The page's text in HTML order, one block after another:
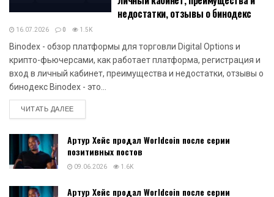
Актуальные новости
НОВОСТИ
КРИПТОВАЛЮТ
Binodex — обзор платформы для
торговли Digital Options и крипто-
16.07.2026 1.5K
Binodex - обзор платформы для торговли Digital Options и
вход в личный кабинет, преимущества и недостатки, отзывы о